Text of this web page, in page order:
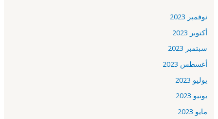
نوفمبر 2023
أكتوبر 2023
سبتمبر 2023
أغسطس 2023
يوليو 2023
يونيو 2023
مايو 2023